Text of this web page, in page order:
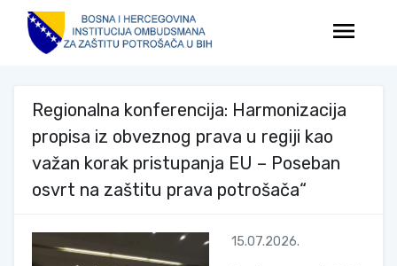
menu
Regionalna konferencija: Harmonizacija
propisa iz obveznog prava u regiji kao
važan korak pristupanja EU – Poseban
osvrt na zaštitu prava potrošača“
15.07.2026.